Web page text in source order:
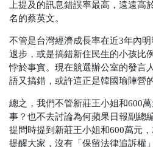
上提及的訊息錯誤率最高，遠遠高
名的蔡英文。
不管是台灣經濟成長率在近3年內
退步，或是搞錯新住民生的小孩比
悖於事實。現在競選辦公室的發言
語又搞錯，或許這正是韓國瑜陣營
總之，我們不管新莊王小姐和600
事？也不去討論為何蘋果日報副總
提問時提到新莊王小姐和600萬元
提醒大家，沒有「保留法律追訴權